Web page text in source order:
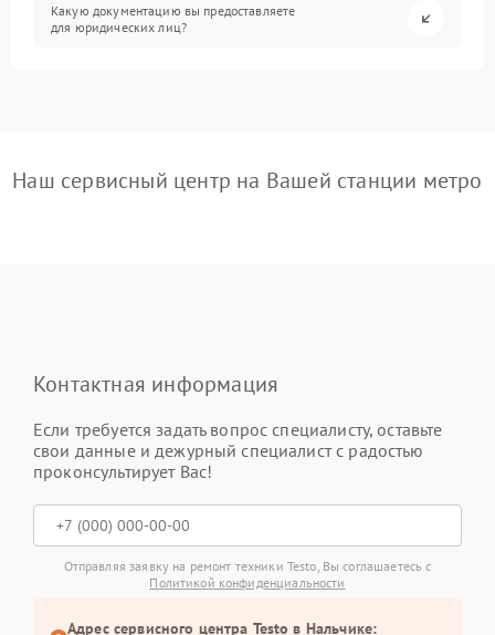
Какую документацию вы предоставляете
для юридических лиц?
Наш сервисный центр на Вашей станции метро
Контактная информация
Если требуется задать вопрос специалисту, оставьте
свои данные и дежурный специалист с радостью
проконсультирует Вас!
Отправляя заявку на ремонт техники Testo, Вы соглашаетесь с
Политикой конфиденциальности
Адрес сервисного центра Testo в Нальчике: